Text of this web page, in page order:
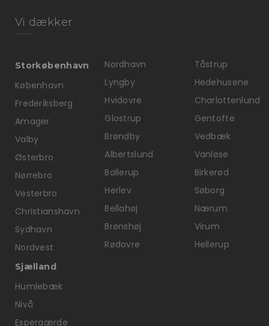
Vi dækker
Storkøbenhavn
København
Frederiksberg
Amager
Valby
Østerbro
Nørrebro
Vesterbro
Christianshavn
Sydhavn
Nordvest
Nordhavn
Lyngby
Hvidovre
Glostrup
Brøndby
Albertslund
Ballerup
Herlev
Bellahøj
Brønshøj
Rødovre
Tåstrup
Hedehusene
Charlottenlund
Gentofte
Vedbæk
Vanløse
Birkerød
Søborg
Nærum
Virum
Hellerup
Sjælland
Humlebæk
Nivå
Espergærde